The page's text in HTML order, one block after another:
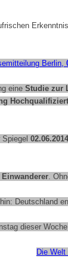
Berlin,
eine Studie zur
Spiegel 02.06.2014
.
Deutschland
dieser
Die